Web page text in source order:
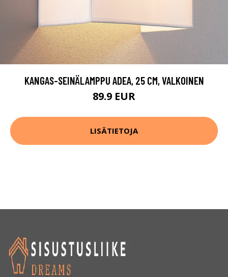
KANGAS-SEINÄLAMPPU ADEA, 25 CM, VALKOINEN
89.9 EUR
LISÄTIETOJA